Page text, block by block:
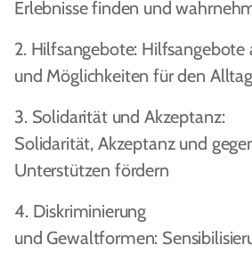
Erlebnisse finden und
2. Hilfsangebote: Hilfsangebote
und Möglichkeiten für den
3. Solidarität und Akzeptanz:
Solidarität, Akzeptanz und
Unterstützen fördern
4. Diskriminierung
und Gewaltformen: